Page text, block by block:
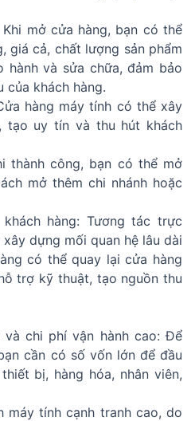
mở cửa hàng, bạn có thể
giá cả, chất lượng sản phẩm
hành và sửa chữa, đảm bảo
của khách hàng.
hàng máy tính có thể xây
tạo uy tín và thu hút khách
thành công, bạn có thể mở
mở thêm chi nhánh hoặc
hàng: Tương tác trực
dựng mối quan hệ lâu dài
có thể quay lại cửa hàng
trợ kỹ thuật, tạo nguồn thu
chi phí vận hành cao: Để
cần có số vốn lớn để đầu
bị, hàng hóa, nhân viên,
máy tính cạnh tranh cao, do